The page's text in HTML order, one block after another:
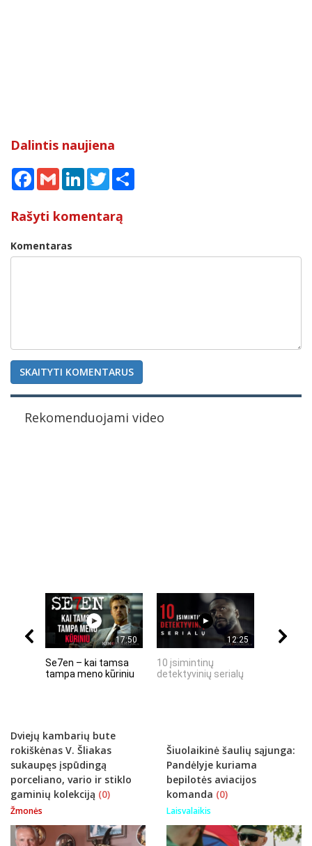
Dalintis naujiena
FacebookGmail LinkedInTwitter
Rašyti komentarą
Komentaras
SKAITYTI KOMENTARUS
Rekomenduojami video
17:50
Se7en – kai tamsa
tampa meno kūriniu
12:25
10 įsimintinų
detektyvinių serialų
Dviejų kambarių bute
rokiškėnas V. Šliakas
sukaupęs įspūdingą
porceliano, vario ir stiklo
gaminių kolekciją (0)
Žmonės
Šiuolaikinė šaulių sąjunga:
Pandėlyje kuriama
bepilotės aviacijos
komanda (0)
Laisvalaikis